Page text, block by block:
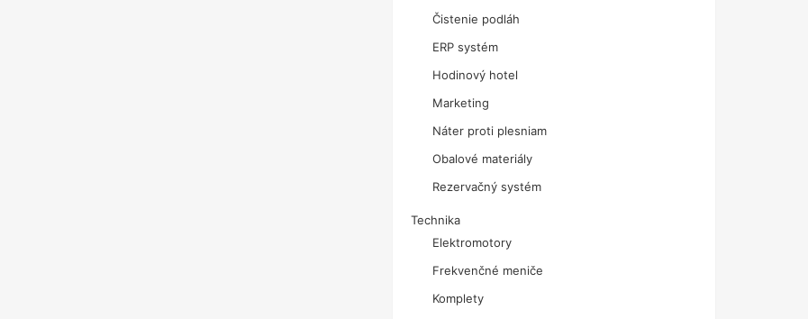
Čistenie podláh
ERP systém
Hodinový hotel
Marketing
Náter proti plesniam
Obalové materiály
Rezervačný systém
Technika
Elektromotory
Frekvenčné meniče
Komplety